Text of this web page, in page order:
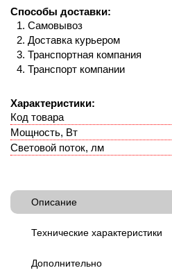
Способы доставки:
Самовывоз
Доставка курьером
Транспортная компания
Транспорт компании
Характеристики:
Код товара
Мощность, Вт
Световой поток, лм
Описание
Технические характеристики
Дополнительно